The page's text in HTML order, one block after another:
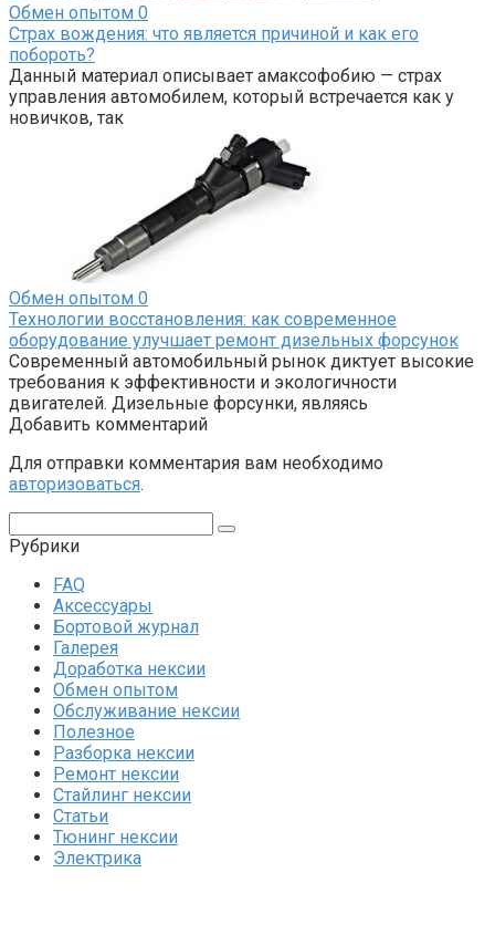
Обмен опытом 0
Страх вождения: что является причиной и как его
побороть?
Данный материал описывает амаксофобию — страх
управления автомобилем, который встречается как у
новичков, так
Обмен опытом 0
Технологии восстановления: как современное
оборудование улучшает ремонт дизельных форсунок
Современный автомобильный рынок диктует высокие
требования к эффективности и экологичности
двигателей. Дизельные форсунки, являясь
Добавить комментарий
Для отправки комментария вам необходимо
авторизоваться.
Рубрики
FAQ
Аксессуары
Бортовой журнал
Галерея
Доработка нексии
Обмен опытом
Обслуживание нексии
Полезное
Разборка нексии
Ремонт нексии
Стайлинг нексии
Статьи
Тюнинг нексии
Электрика